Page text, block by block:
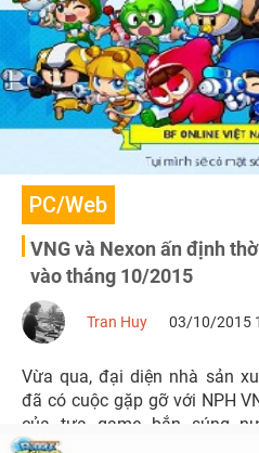
PC/Web
VNG và Nexon ấn định
vào tháng 10/2015
Tran Huy 03/10/2015
Vừa qua, đại diện nhà sản
đã có cuộc gặp gỡ với NPH
của tựa game bắn súng
10/2015